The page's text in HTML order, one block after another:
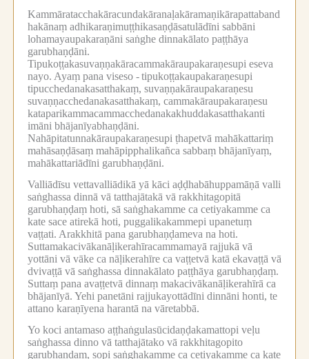
Kammāratacchakāracundakāranaḷakāramaṇikārapattaband
hakānaṃ adhikaraṇimuṭṭhikasaṇḍāsatulādīni sabbāni
lohamayaupakaraṇāni saṅghe dinnakālato paṭṭhāya
garubhaṇḍāni.
Tipukoṭṭakasuvaṇṇakāracammakāraupakaraṇesupi eseva
nayo. Ayaṃ pana viseso -tipukoṭṭakaupakaraṇesupi
tipucchedanakasatthakaṃ, suvaṇṇakāraupakaraṇesu
suvaṇṇacchedanakasatthakaṃ, cammakāraupakaraṇesu
kataparikammacammacchedanakakhuddakasatthakanti
imāni bhājanīyabhaṇḍāni.
Nahāpitatunnakāraupakaraṇesupi ṭhapetvā mahākattariṃ
mahāsaṇḍāsaṃ mahāpipphalikañca sabbaṃ bhājanīyaṃ,
mahākattariādīni garubhaṇḍāni.
Valliādīsu vettavalliādikā yā kāci aḍḍhabāhuppamāṇā valli
saṅghassa dinnā vā tatthajātakā vā rakkhitagopitā
garubhaṇḍaṃ hoti, sā saṅghakamme ca cetiyakamme ca
kate sace atirekā hoti, puggalikakammepi upanetuṃ
vaṭṭati. Arakkhitā pana garubhaṇḍameva na hoti.
Suttamakacivākanāḷikerahīracammamayā rajjukā vā
yottāni vā vāke ca nāḷikerahīre ca vaṭṭetvā katā ekavaṭṭā vā
dvivaṭṭā vā saṅghassa dinnakālato paṭṭhāya garubhaṇḍaṃ.
Suttaṃ pana avaṭṭetvā dinnaṃ makacivākanāḷikerahīrā ca
bhājanīyā. Yehi panetāni rajjukayottādīni dinnāni honti, te
attano karaṇīyena harantā na vāretabbā.
Yo koci antamaso aṭṭhaṅgulasūcidaṇḍakamattopi veḷu
saṅghassa dinno vā tatthajātako vā rakkhitagopito
garubhaṇḍaṃ, sopi saṅghakamme ca cetiyakamme ca kate